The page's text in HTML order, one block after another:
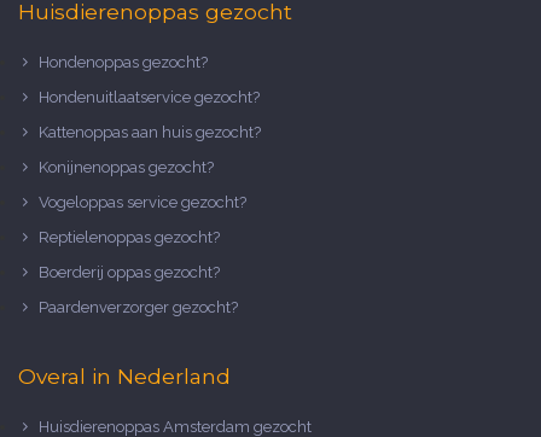
Huisdierenoppas gezocht
Hondenoppas gezocht?
Hondenuitlaatservice gezocht?
Kattenoppas aan huis gezocht?
Konijnenoppas gezocht?
Vogeloppas service gezocht?
Reptielenoppas gezocht?
Boerderij oppas gezocht?
Paardenverzorger gezocht?
Overal in Nederland
Huisdierenoppas Amsterdam gezocht